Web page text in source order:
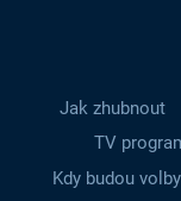
Jak zhubnout
TV
Kdy budou volby